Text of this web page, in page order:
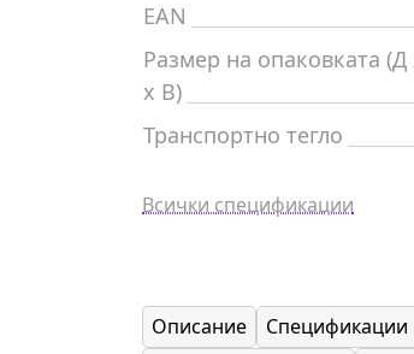
EAN
Размер на опаковката
x В)
Транспортно тегло
Всички спецификации
Описание Спецификации